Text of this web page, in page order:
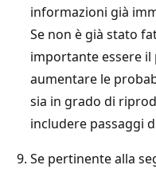
informazioni già
Se non è già stato
importante essere
aumentare le
sia in grado di
includere passaggi
Se pertinente alla